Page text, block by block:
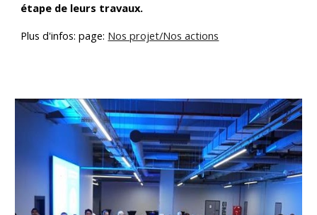
étape de leurs travaux.
Plus d'infos: page: Nos projet/Nos actions